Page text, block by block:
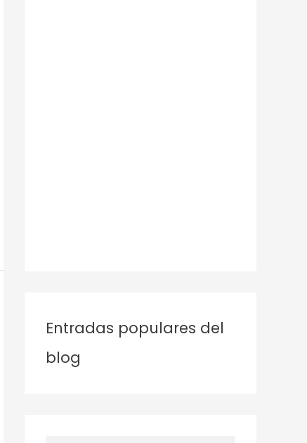
Entradas populares del
blog